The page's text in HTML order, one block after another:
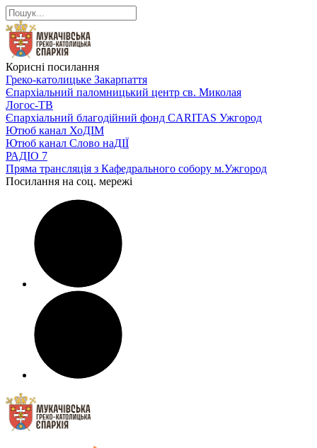
Корисні посилання
Греко-католицьке Закарпаття
Єпархіальний паломницький центр св. Миколая
Логос-ТВ
Єпархіальний благодійний фонд CARITAS Ужгород
Ютюб канал ХоДІМ
Ютюб канал Слово наДІЇ
РАДІО 7
Пряма трансляція з Кафедрального собору м.Ужгород
Посилання на соц. мережі